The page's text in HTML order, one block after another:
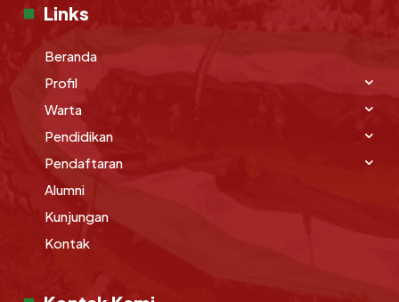
Links
Beranda
Profil
Warta
Pendidikan
Pendaftaran
Alumni
Kunjungan
Kontak